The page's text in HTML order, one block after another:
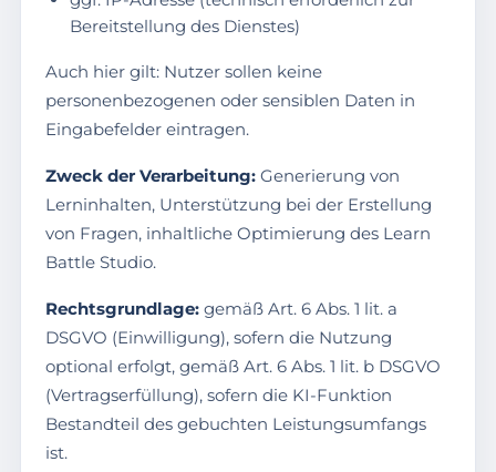
Bereitstellung des Dienstes)
Auch hier gilt: Nutzer sollen keine
personenbezogenen oder sensiblen Daten in
Eingabefelder eintragen.
Zweck der Verarbeitung: Generierung von
Lerninhalten, Unterstützung bei der Erstellung
von Fragen, inhaltliche Optimierung des Learn
Battle Studio.
Rechtsgrundlage: gemäß Art. 6 Abs. 1 lit. a
DSGVO (Einwilligung), sofern die Nutzung
optional erfolgt, gemäß Art. 6 Abs. 1 lit. b DSGVO
(Vertragserfüllung), sofern die KI-Funktion
Bestandteil des gebuchten Leistungsumfangs
ist.